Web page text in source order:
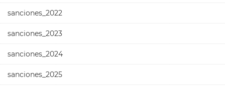
sanciones_2022
sanciones_2023
sanciones_2024
sanciones_2025